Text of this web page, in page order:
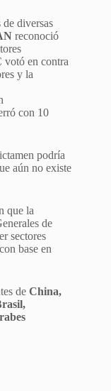
diversas
reconoció
votó en contra
y la
con 10
podría
aún no existe
que la
de
sectores
base en
de China,